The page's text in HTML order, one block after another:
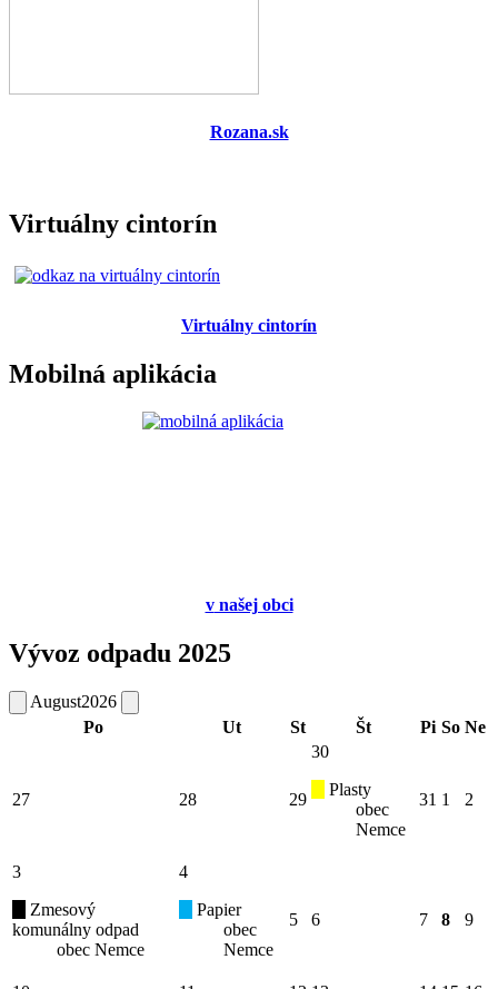
Rozana.sk
Virtuálny cintorín
Virtuálny cintorín
Mobilná aplikácia
vnašej obci
Vývoz odpadu 2025
August2026
Po
Ut St Št Pi So Ne
27 28 29
30
Plasty
obec
Nemce
31 1 2
3
Zmesový
komunálny odpad
obec Nemce
4
Papier
obec
Nemce
5 6 7 8 9